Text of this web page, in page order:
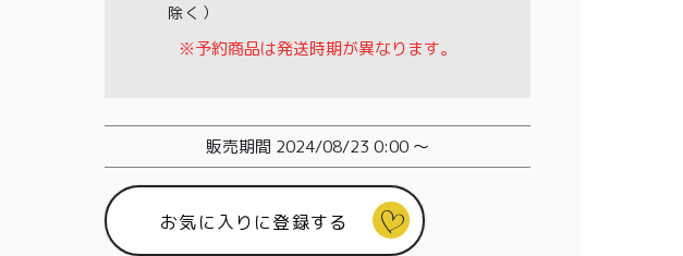
除く）
※予約商品は発送時期が異なります。
販売期間 2024/08/23 0:00 〜
お気に入りに登録する